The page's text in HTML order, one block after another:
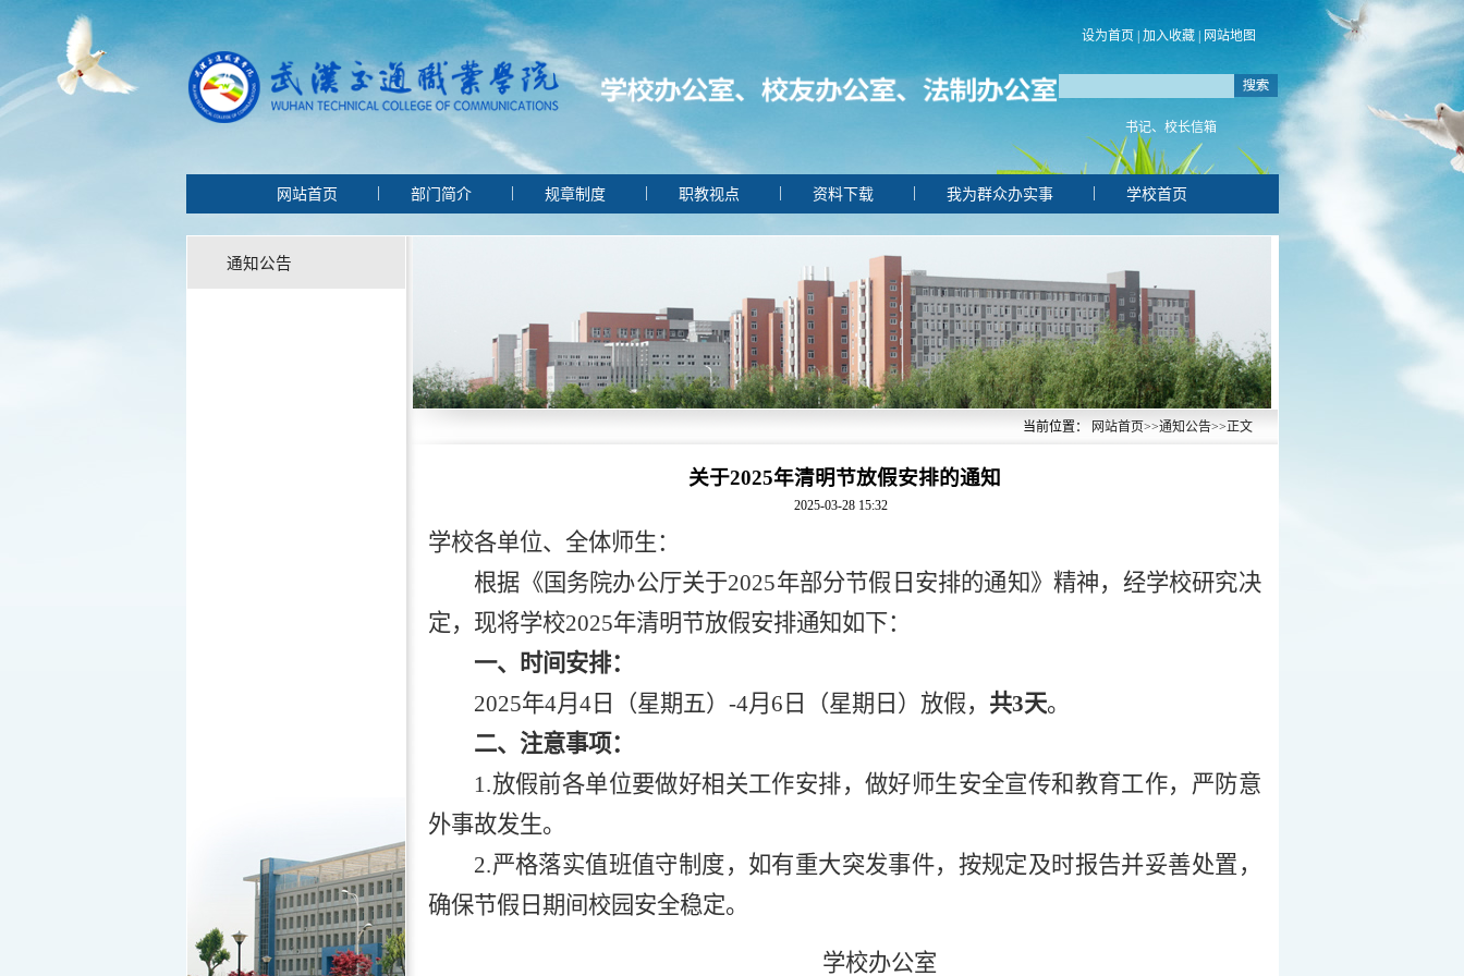
设为首页 加入收藏 网站地图
书记、校长信箱
网站首页 部门简介 规章制度 职教视点 资料下载 我为群众办实事 学校首页
通知公告
当前位置： 网站首页>>通知公告>>正文
关于2025年清明节放假安排的通知
2025-03-28 15:32
学校各单位、全体师生：
根据《国务院办公厅关于2025年部分节假日安排的通知》 精神，经学校研究决
定，现将学校2025年清明节放假安排通知如下：
一、时间安排：
2025年4月4 日（星期五）-4月 6 日（星期 日 ）放假， 共3天。
二、注意事项：
1.放假前各单位要做好相关工作安排，做好师生安全宣传和教育工作，严防意
外事故发生。
2.严格落实值班值守制度，如有重大突发事件，按规定及时报告并妥善处置，
确保节假日期间校园安全稳定。
学校办公室